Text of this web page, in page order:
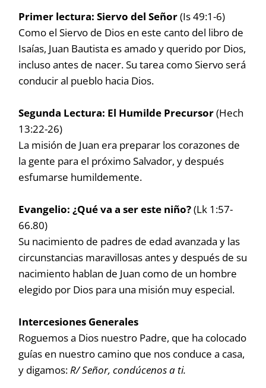
Primer lectura: Siervo del Señor(Is 49:1-6)
Como el Siervo de Dios en este canto del libro de
Isaías, Juan Bautista es amado y querido por Dios,
incluso antes de nacer. Su tarea como Siervo será
conducir al pueblo hacia Dios.
Segunda Lectura: El Humilde Precursor(Hech
13:22-26)
La misión de Juan era preparar los corazones de
la gente para el próximo Salvador, y después
esfumarse humildemente.
Evangelio: ¿Qué va a ser este niño?(Lk 1:57-
66.80)
Su nacimiento de padres de edad avanzada y las
circunstancias maravillosas antes y después de su
nacimiento hablan de Juan como de un hombre
elegido por Dios para una misión muy especial.
Intercesiones Generales
Roguemos a Dios nuestro Padre, que ha colocado
guías en nuestro camino que nos conduce a casa,
y digamos:R/ Señor, condúcenos a ti.